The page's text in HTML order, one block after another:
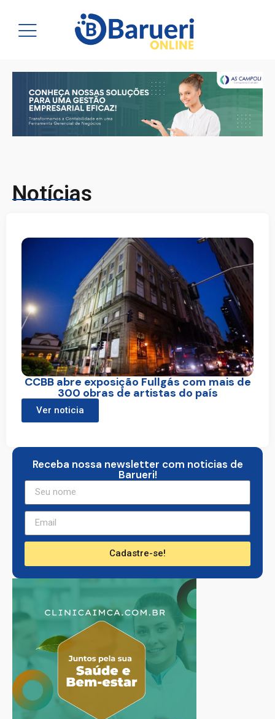
Notícias
CCBB abre exposição Fullgás com mais de
300 obras de artistas do país
Ver noticia
Receba nossa newsletter com noticias de
Barueri!
Cadastre-se!